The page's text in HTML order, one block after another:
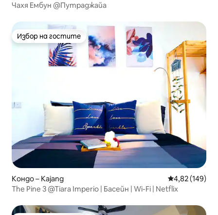
Чахя Ембун @Путраджайа
Избор на гостите
Избор на гостите
Кондо – Kajang Средна
4,82 (149)
The Pine 3 @Tiara Imperio | Басейн | Wi-Fi | Netflix